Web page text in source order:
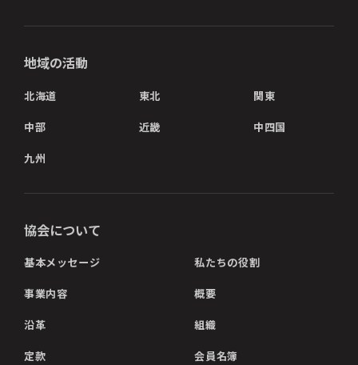
地域の活動
北海道 東北 関東
中部 近畿 中四国
九州
協会について
基本メッセージ 私たちの役割
事業内容 概要
沿革 組織
定款 会員名簿